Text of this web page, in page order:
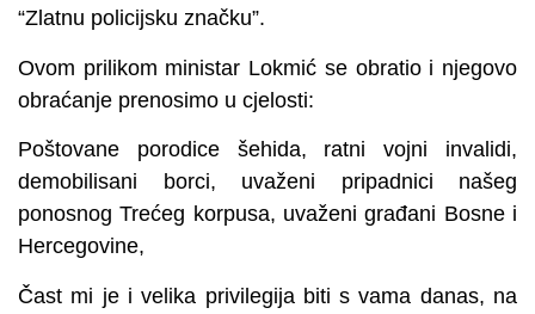
“Zlatnu policijsku značku”.
Ovom prilikom ministar Lokmić se obratio i njegovo
obraćanje prenosimo u cjelosti:
Poštovane porodice šehida, ratni vojni invalidi,
demobilisani borci, uvaženi pripadnici našeg
ponosnog Trećeg korpusa, uvaženi građani Bosne i
Hercegovine,
Čast mi je i velika privilegija biti s vama danas, na